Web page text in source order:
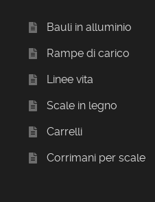
Bauli in alluminio
Rampe di carico
Linee vita
Scale in legno
Carrelli
Corrimani per scale